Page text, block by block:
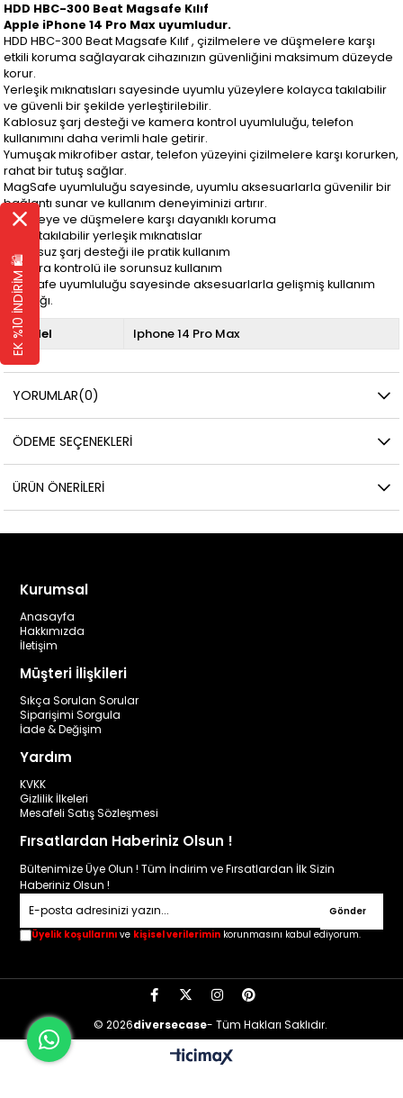
HDD HBC-300 Beat Magsafe Kılıf
Apple iPhone 14 Pro Max uyumludur.
HDD HBC-300 Beat Magsafe Kılıf , çizilmelere ve düşmelere karşı
etkili koruma sağlayarak cihazınızın güvenliğini maksimum düzeyde
korur.
Yerleşik mıknatısları sayesinde uyumlu yüzeylere kolayca takılabilir
ve güvenli bir şekilde yerleştirilebilir.
Kablosuz şarj desteği ve kamera kontrol uyumluluğu, telefon
kullanımını daha verimli hale getirir.
Yumuşak mikrofiber astar, telefon yüzeyini çizilmelere karşı korurken,
rahat bir tutuş sağlar.
MagSafe uyumluluğu sayesinde, uyumlu aksesuarlarla güvenilir bir
bağlantı sunar ve kullanım deneyiminizi artırır.
Çizilmeye ve düşmelere karşı dayanıklı koruma
Kolay takılabilir yerleşik mıknatıslar
Kablosuz şarj desteği ile pratik kullanım
Kamera kontrolü ile sorunsuz kullanım
MagSafe uyumluluğu sayesinde aksesuarlarla gelişmiş kullanım
kolaylığı.
Model Iphone 14 Pro Max
YORUMLAR(0)
ÖDEME SEÇENEKLERI
ÜRÜN ÖNERILERI
Kurumsal
Anasayfa
Hakkımızda
İletişim
Müşteri İlişkileri
Sıkça Sorulan Sorular
Siparişimi Sorgula
İade & Değişim
Yardım
KVKK
Gizlilik İlkeleri
Mesafeli Satış Sözleşmesi
Fırsatlardan Haberiniz Olsun !
Bültenimize Üye Olun ! Tüm İndirim ve Fırsatlardan İlk Sizin
Haberiniz Olsun !
Gönder
Üyelik koşullarını ve kişisel verilerimin korunmasını kabul ediyorum.
© 2026diversecase- Tüm Hakları Saklıdır.
EK %10 İNDİRİM 🛍️